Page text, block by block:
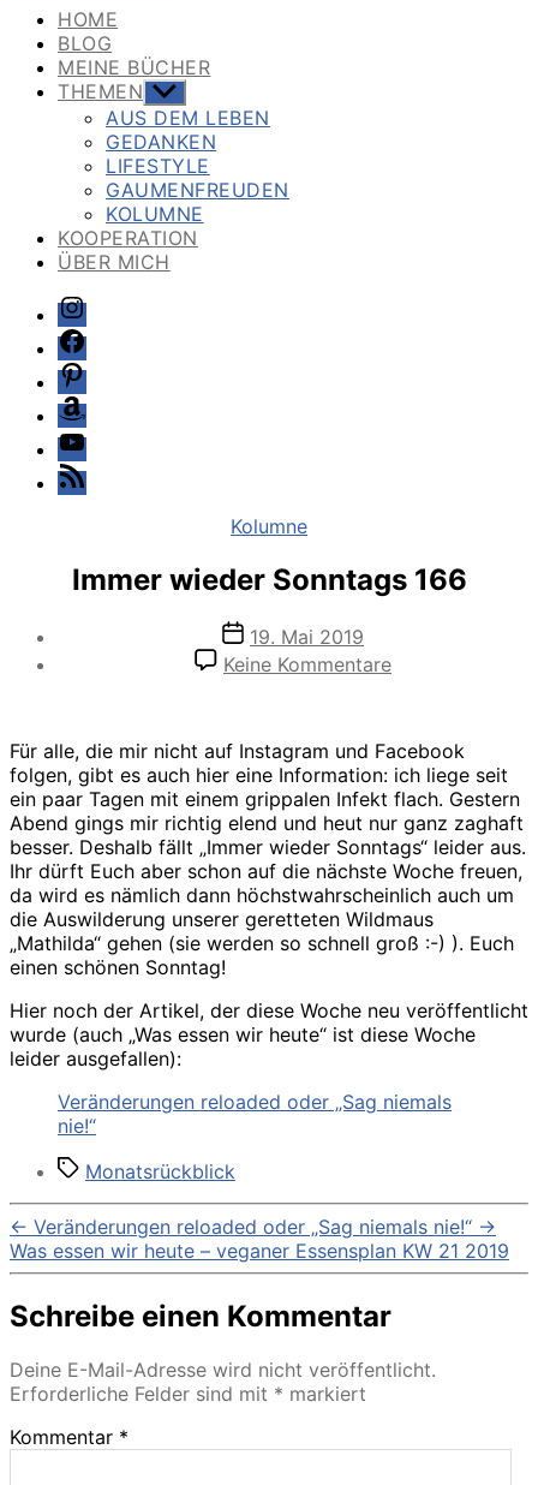
HOME
BLOG
MEINE BÜCHER
THEMEN Untermenü
anzeigen
AUS DEM LEBEN
GEDANKEN
LIFESTYLE
GAUMENFREUDEN
KOLUMNE
KOOPERATION
ÜBER MICH
Instagram
Facebook
Pinterest
Amazon
Youtube
Feed
Kategorien
Kolumne
Immer wieder Sonntags 166
Veröffentlichungsdatum
19. Mai 2019
Keine Kommentarezu
166
Für alle, die mir nicht auf Instagram und Facebook
folgen, gibt es auch hier eine Information: ich liege seit
ein paar Tagen mit einem grippalen Infekt flach. Gestern
Abend gings mir richtig elend und heut nur ganz zaghaft
besser. Deshalb fällt „Immer wieder Sonntags“ leider aus.
Ihr dürft Euch aber schon auf die nächste Woche freuen,
da wird es nämlich dann höchstwahrscheinlich auch um
die Auswilderung unserer geretteten Wildmaus
„Mathilda“ gehen (sie werden so schnell groß :-) ). Euch
einen schönen Sonntag!
Hier noch der Artikel, der diese Woche neu veröffentlicht
wurde (auch „Was essen wir heute“ ist diese Woche
leider ausgefallen):
Veränderungen reloaded oder „Sag niemals
nie!“
Schlagwörter
Monatsrückblick
← Veränderungen reloaded oder „Sag niemals nie!“ →
Was essen wir heute – veganer Essensplan KW 21 2019
Schreibe einen Kommentar
Deine E-Mail-Adresse wird nicht veröffentlicht.
Erforderliche Felder sind mit * markiert
Kommentar *